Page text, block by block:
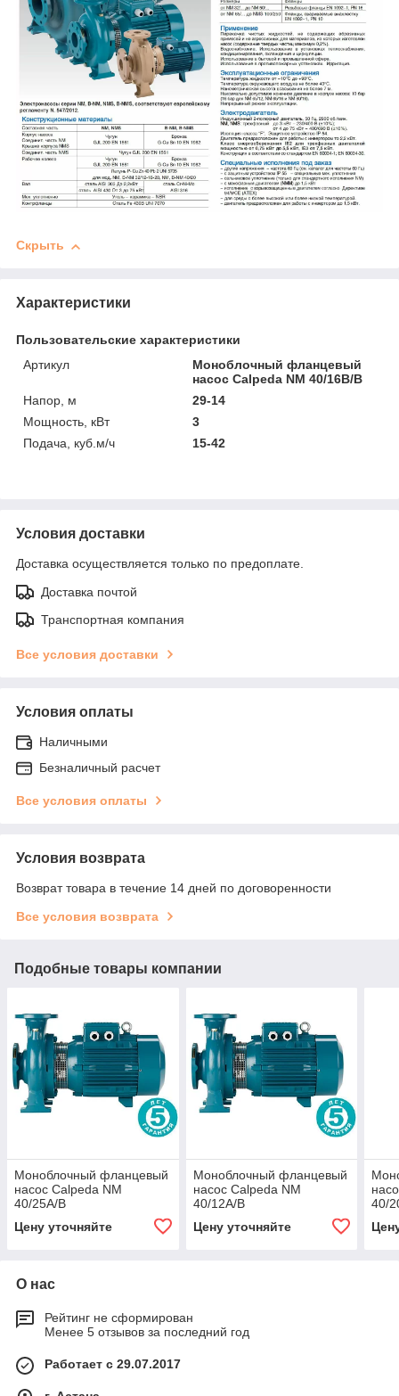
Скрыть
Характеристики
Пользовательские характеристики
Артикул
Моноблочный фланцевый
насос Calpeda NM 40/16B/B
Напор, м
29-14
Мощность, кВт
3
Подача, куб.м/ч
15-42
Условия доставки
Доставка осуществляется только по предоплате.
Доставка почтой
Транспортная компания
Все условия доставки
Условия оплаты
Наличными
Безналичный расчет
Все условия оплаты
Условия возврата
Возврат товара в течение 14 дней по договоренности
Все условия возврата
Подобные товары компании
Моноблочный фланцевый
насос Calpeda NM
40/25A/B
Цену уточняйте
Моноблочный фланцевый
насос Calpeda NM
40/12A/B
Цену уточняйте
40/
О нас
Рейтинг не сформирован
Менее 5 отзывов за последний год
Работает с 29.07.2017